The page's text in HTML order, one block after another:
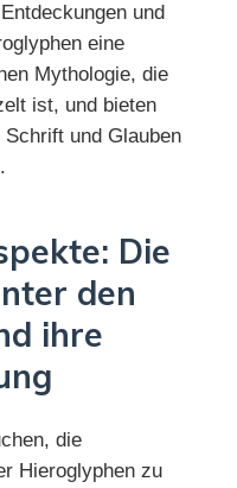
und
eine
Mythologie, die
ist, und bieten
und Glauben
Die
den
ihre
die
Hieroglyphen zu